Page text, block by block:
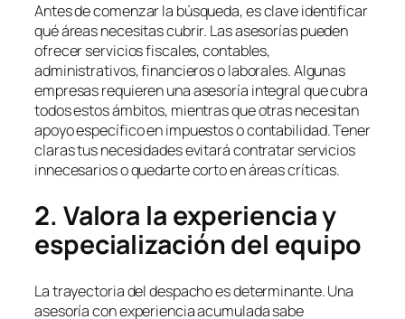
Antes de comenzar la búsqueda, es clave identificar
qué áreas necesitas cubrir. Las asesorías pueden
ofrecer servicios fiscales, contables,
administrativos, financieros o laborales. Algunas
empresas requieren una asesoría integral que cubra
todos estos ámbitos, mientras que otras necesitan
apoyo específico en impuestos o contabilidad. Tener
claras tus necesidades evitará contratar servicios
innecesarios o quedarte corto en áreas críticas.
2. Valora la experiencia y
especialización del equipo
La trayectoria del despacho es determinante. Una
asesoría con experiencia acumulada sabe